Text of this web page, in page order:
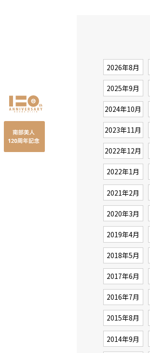
2026年8月
2025年9月
2024年10月
2023年11月
2022年12月
2022年1月
2021年2月
2020年3月
2019年4月
2018年5月
2017年6月
2016年7月
2015年8月
2014年9月